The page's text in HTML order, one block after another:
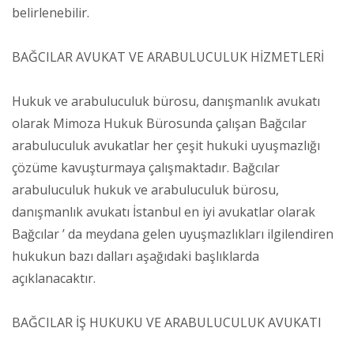
belirlenebilir.
BAĞCILAR AVUKAT VE ARABULUCULUK HİZMETLERİ
Hukuk ve arabuluculuk bürosu, danışmanlık avukatı
olarak Mimoza Hukuk Bürosunda çalışan Bağcılar
arabuluculuk avukatlar her çeşit hukuki uyuşmazlığı
çözüme kavuşturmaya çalışmaktadır. Bağcılar
arabuluculuk hukuk ve arabuluculuk bürosu,
danışmanlık avukatı İstanbul en iyi avukatlar olarak
Bağcılar ’ da meydana gelen uyuşmazlıkları ilgilendiren
hukukun bazı dalları aşağıdaki başlıklarda
açıklanacaktır.
BAĞCILAR İŞ HUKUKU VE ARABULUCULUK AVUKATI